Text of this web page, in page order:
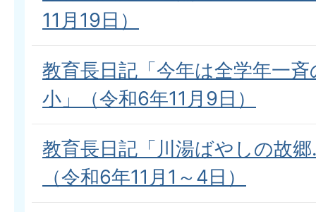
11月19日）
教育長日記「今年は全学年一
小」（令和6年11月9日）
教育長日記「川湯ばやしの故
（令和6年11月1～4日）